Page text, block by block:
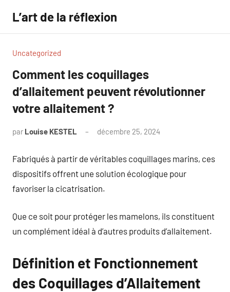
contenu
L’art de la réflexion
Uncategorized
Comment les coquillages
d’allaitement peuvent révolutionner
votre allaitement ?
par Louise KESTEL décembre 25, 2024
Fabriqués à partir de véritables coquillages marins, ces
dispositifs offrent une solution écologique pour
favoriser la cicatrisation.
Que ce soit pour protéger les mamelons, ils constituent
un complément idéal à d’autres produits d’allaitement.
Définition et Fonctionnement
des Coquillages d’Allaitement